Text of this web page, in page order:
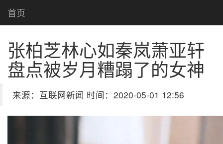
首页
张柏芝林心如秦岚萧亚轩
盘点被岁月糟蹋了的女神
来源：互联网新闻 时间：2020-05-01 12:56